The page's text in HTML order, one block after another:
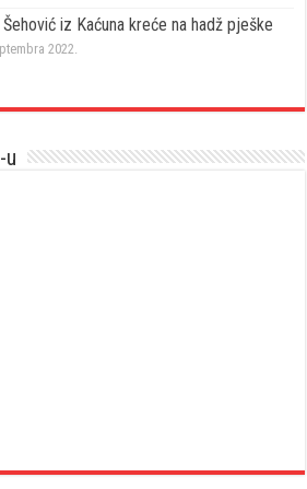
iz Kaćuna kreće na hadž pješke
2022.
u